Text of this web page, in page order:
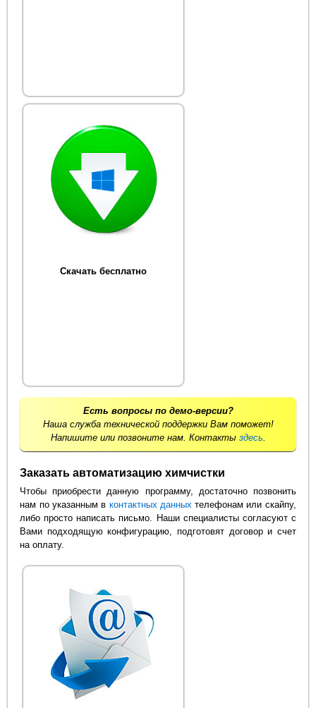
Скачать бесплатно
Есть вопросы по демо-версии?
Наша служба технической поддержки Вам поможет!
Напишите или позвоните нам. Контакты здесь
Заказать автоматизацию химчистки
Чтобы приобрести данную программу, достаточно позвонить
нам по указанным в контактных данных телефонам или скайпу,
либо просто написать письмо. Наши специалисты согласуют с
Вами подходящую конфигурацию, подготовят договор и счет
на оплату.